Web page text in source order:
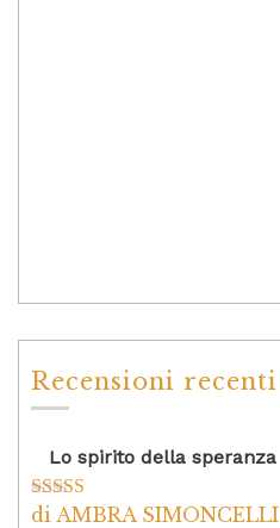
Recensioni recenti
Lo spirito della speranza
Valutato5su
di AMBRA SIMONCELLI